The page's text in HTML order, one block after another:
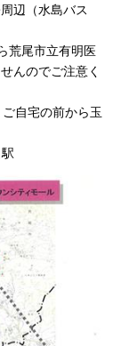
辺（水島バス
尾市立有明医
んのでご注意く
自宅の前から玉